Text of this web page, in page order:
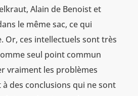
Alain de Benoist et
le même sac, ce qui
Or, ces intellectuels sont très
seul point commun
vraiment les problèmes
à des conclusions qui ne sont